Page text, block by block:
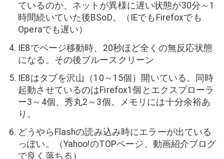
ているのか、ネットが異様に遅い状態が30分～1
時間続いていた後BSoD。（IEでもFirefoxでも
Operaでも遅い）
IE8でページ移動時、20秒ほど全くの無反応状態
になる。その後ブルースクリーン
IE8はタブを沢山（10～15個）開いている。同時
起動させているのはFirefox1個とエクスプローラ
ー3～4個、秀丸2～3個。メモリには十分余裕あ
り。
どうやらFlashの読み込み時にエラーが出ている
っぽい。（Yahoo!のTOPページ、動画紹介ブログ
で良く落ちる）